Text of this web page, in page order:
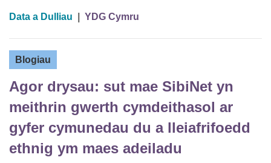
Data a Dulliau YDG Cymru
Blogiau
Agor drysau: sut mae SibiNet yn
meithrin gwerth cymdeithasol ar
gyfer cymunedau du a lleiafrifoedd
ethnig ym maes adeiladu